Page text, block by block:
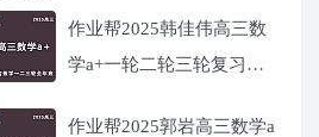
作业帮2025韩佳伟高三数
学a+一轮二轮三轮复习全
作业帮2025郭岩高三数学a